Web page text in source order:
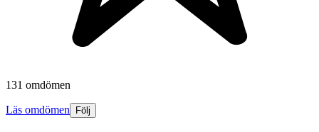
131 omdömen
Läs omdömen Följ